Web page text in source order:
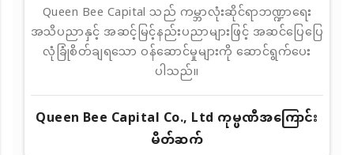
Queen Bee Capital သည် ကမ္ဘာလုံးဆိုင်ရာဘဏ္ဍာရေး
အသိပညာနှင့် အဆင့်မြင့်နည်းပညာများဖြင့် အဆင်ပြေပြေ
လုံခြုံစိတ်ချရသော ဝန်ဆောင်မှုများကို ဆောင်ရွက်ပေး
ပါသည်။
Queen Bee Capital Co., Ltd ကုမ္ပဏီအကြောင်း
မိတ်ဆက်